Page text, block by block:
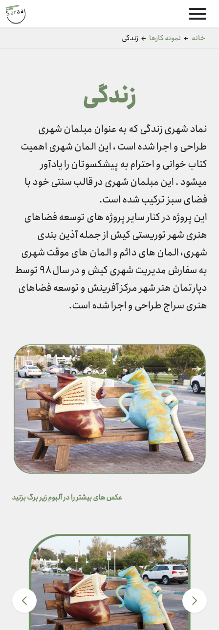
خانه ← نمونه کارها ← زندگی
زندگی
نماد شهری زندگی که به عنوان مبلمان شهری
طراحی و اجرا شده است ، این المان شهری اهمیت
کتاب خوانی و احترام به پیشکسوتان را یادآور
میشود . این مبلمان شهری در قالب سنتی خود با
فضای سبز ترکیب شده است.
این پروژه در کنار سایر پروژه های توسعه فضاهای
هنری شهر توریستی کیش از جمله آذین بندی
شهری، المان های دائم و المان های موقت شهری
به سفارش مدیریت شهری کیش و در سال ۹۸ توسط
دپارتمان هنر شهر مرکز آفرینش و توسعه فضاهای
هنری سراج طراحی و اجرا شده است.
عکس های بیشتر را در آلبوم زیر برگ بزنید